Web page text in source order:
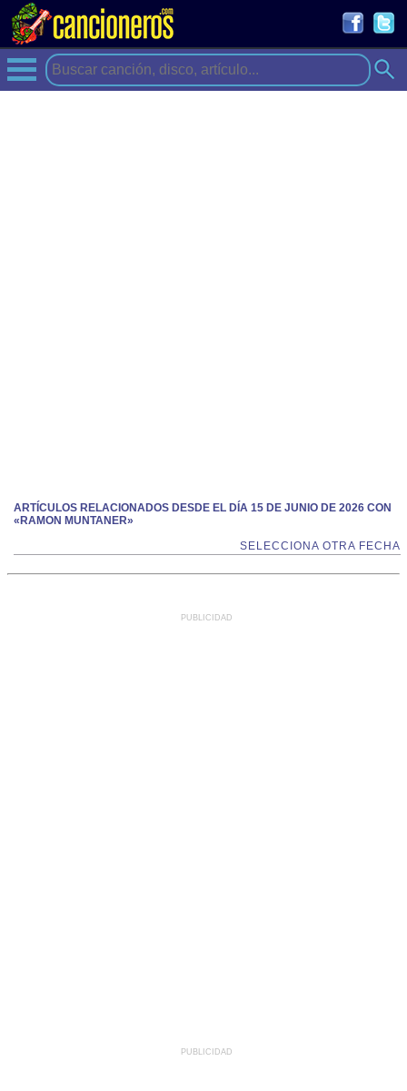
ARTÍCULOS RELACIONADOS DESDE EL DÍA 15 DE JUNIO DE 2026 CON
«RAMON MUNTANER»
SELECCIONA OTRA FECHA
PUBLICIDAD
PUBLICIDAD